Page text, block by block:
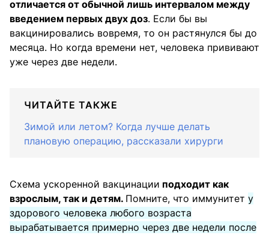
отличается от обычной лишь интервалом между
введением первых двух доз. Если бы вы
вакцинировались вовремя, то он растянулся бы до
месяца. Но когда времени нет, человека прививают
уже через две недели.
ЧИТАЙТЕ ТАКЖЕ
Зимой или летом? Когда лучше делать
плановую операцию, рассказали хирурги
Схема ускоренной вакцинации подходит как
взрослым, так и детям. Помните, что иммунитет у
здорового человека любого возраста
вырабатывается примерно через две недели после